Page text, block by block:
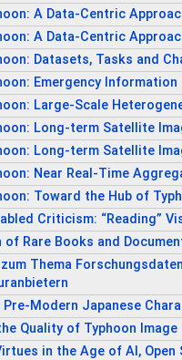
A Data-Centric
A Data-Centric
Datasets, Tasks and
Emergency
Large-Scale
Long-term Satellite
Long-term Satellite
Near Real-Time
Toward the Hub of
Criticism: “Reading”
Rare Books and
Thema
Pre-Modern Japanese
Quality of Typhoon
in the Age of AI,